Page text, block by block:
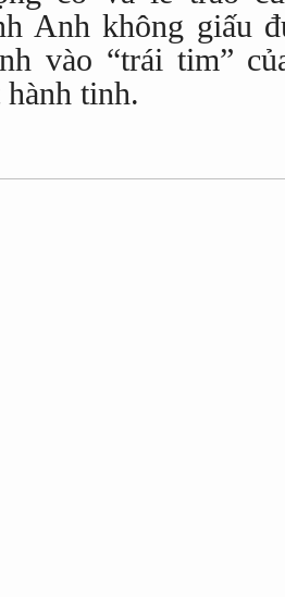
Anh không giấu
vào “trái tim”
hành tinh.